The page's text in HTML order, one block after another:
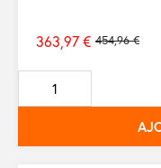
Prix
de
base
454,96 €
363,97 €